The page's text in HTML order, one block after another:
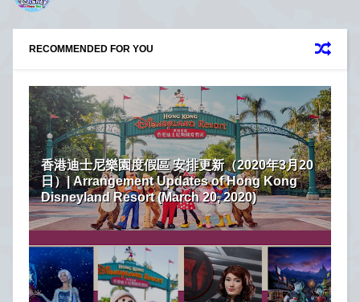
RECOMMENDED FOR YOU
香港迪士尼樂園度假區 安排更新（2020年3月20
日）| Arrangement Updates of Hong Kong
Disneyland Resort (March 20, 2020)